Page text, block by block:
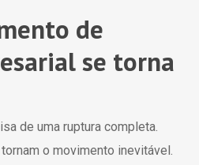
de
se torna
de uma ruptura completa.
o movimento inevitável.